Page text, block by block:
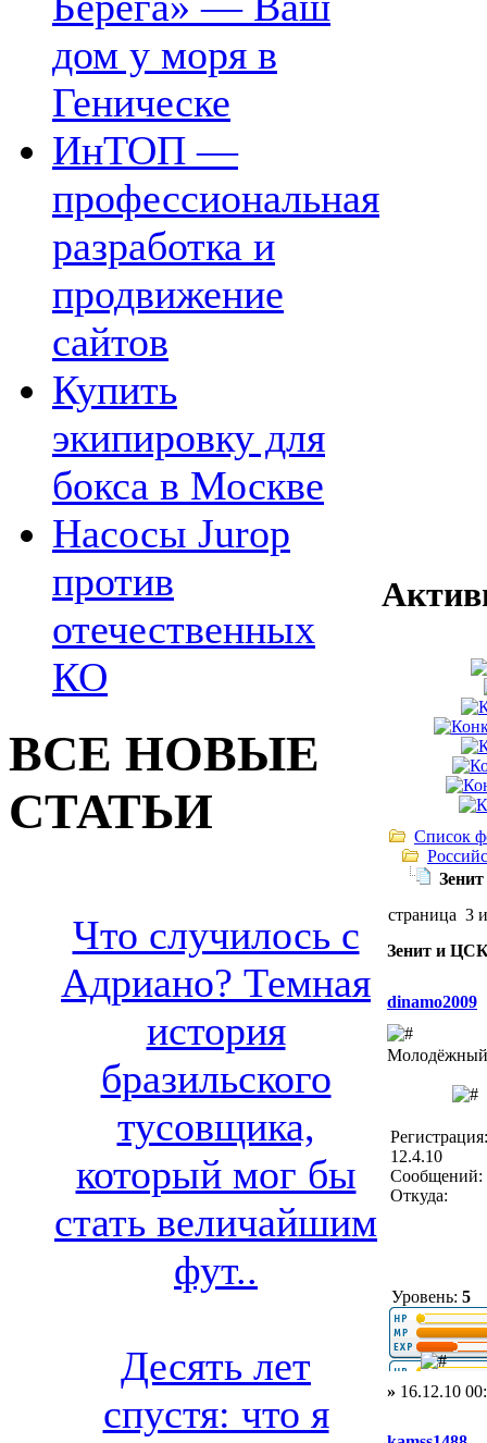
дом у моря в
Геническе
ИнТОП —
профессиональная
разработка и
продвижение
сайтов
Купить
экипировку для
бокса в Москве
Насосы Jurop
против
отечественных
КО
ВСЕ НОВЫЕ
СТАТЬИ
Что случилось с
Адриано? Темная
история
бразильского
тусовщика,
который мог бы
стать величайшим
фут..
Десять лет
спустя: что я
Список
страница 3
Зенит и
dinamo2009
Молодёжный
Регистрация:
12.4.10
Сообщений:
Откуда:
Уровень: 5
» 16.12.10